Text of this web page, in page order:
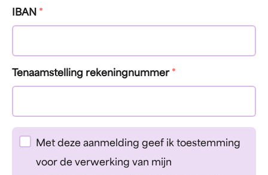
IBAN *
Tenaamstelling rekeningnummer *
Met deze aanmelding geef ik toestemming
voor de verwerking van mijn